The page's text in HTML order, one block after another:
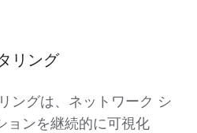
リング
ングは、ネットワーク シ
ョンを継続的に可視化